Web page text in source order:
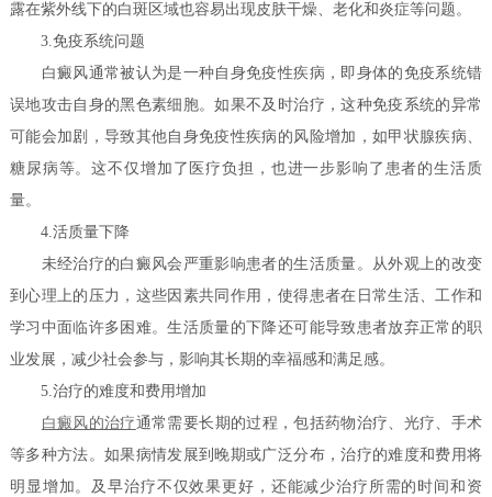
露在紫外线下的白斑区域也容易出现皮肤干燥、老化和炎症等问题。
3.免疫系统问题
白癜风通常被认为是一种自身免疫性疾病，即身体的免疫系统错
误地攻击自身的黑色素细胞。如果不及时治疗，这种免疫系统的异常
可能会加剧，导致其他自身免疫性疾病的风险增加，如甲状腺疾病、
糖尿病等。这不仅增加了医疗负担，也进一步影响了患者的生活质
量。
4.活质量下降
未经治疗的白癜风会严重影响患者的生活质量。从外观上的改变
到心理上的压力，这些因素共同作用，使得患者在日常生活、工作和
学习中面临许多困难。生活质量的下降还可能导致患者放弃正常的职
业发展，减少社会参与，影响其长期的幸福感和满足感。
5.治疗的难度和费用增加
白癜风的治疗通常需要长期的过程，包括药物治疗、光疗、手术
等多种方法。如果病情发展到晚期或广泛分布，治疗的难度和费用将
明显增加。及早治疗不仅效果更好，还能减少治疗所需的时间和资